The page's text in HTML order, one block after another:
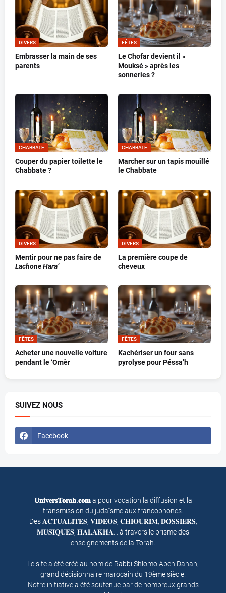
DIVERS
Embrasser la main de ses
parents
FÊTES
Le Chofar devient il «
Mouksé » après les
sonneries ?
CHABBATE
Couper du papier toilette le
Chabbate ?
CHABBATE
Marcher sur un tapis mouillé
le Chabbate
DIVERS
Mentir pour ne pas faire de
Lachone Hara’
DIVERS
La première coupe de
cheveux
FÊTES
Acheter une nouvelle voiture
pendant le ‘Omèr
FÊTES
Kachériser un four sans
pyrolyse pour Péssa’h
SUIVEZ NOUS
Facebook
𝐔𝐧𝐢𝐯𝐞𝐫𝐬𝐓𝐨𝐫𝐚𝐡.𝐜𝐨𝐦a pour vocation la diffusion et la
transmission du judaïsme aux francophones.
Des 𝐀𝐂𝐓𝐔𝐀𝐋𝐈𝐓𝐄𝐒, 𝐕𝐈𝐃𝐄𝐎𝐒, 𝐂𝐇𝐈𝐎𝐔𝐑𝐈𝐌, 𝐃𝐎𝐒𝐒𝐈𝐄𝐑𝐒,
𝐌𝐔𝐒𝐈𝐐𝐔𝐄𝐒, 𝐇𝐀𝐋𝐀𝐊𝐇𝐀… à travers le prisme des
enseignements de la Torah.
Le site a été créé au nom de Rabbi Shlomo Aben Danan,
grand décisionnaire marocain du 19ème siècle.
Notre initiative a été soutenue par de nombreux grands